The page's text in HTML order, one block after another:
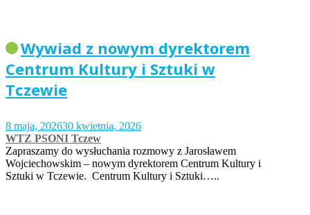
Wywiad z nowym dyrektorem
Centrum Kultury i Sztuki w
Tczewie
8 maja, 202630 kwietnia, 2026
WTZ PSONI Tczew
Zapraszamy do wysłuchania rozmowy z Jarosławem
Wojciechowskim – nowym dyrektorem Centrum Kultury i
Sztuki w Tczewie. Centrum Kultury i Sztuki…..